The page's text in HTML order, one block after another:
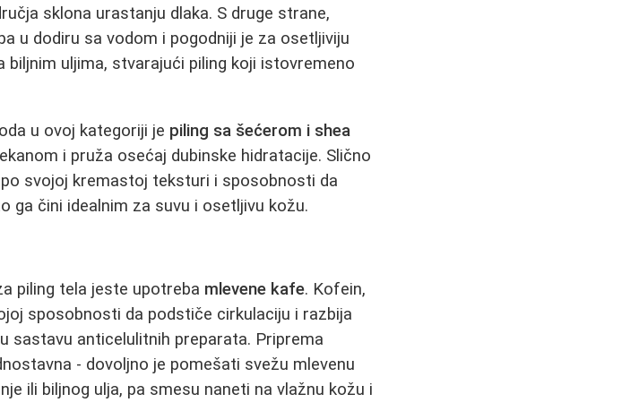
sklona urastanju dlaka. S druge strane,
u dodiru sa vodom i pogodniji je za osetljiviju
uljima, stvarajući piling koji istovremeno
u ovoj kategoriji je piling sa šećerom i shea
i pruža osećaj dubinske hidratacije. Slično
svojoj kremastoj teksturi i sposobnosti da
ga čini idealnim za suvu i osetljivu kožu.
piling tela jeste upotreba mlevene kafe. Kofein,
sposobnosti da podstiče cirkulaciju i razbija
sastavu anticelulitnih preparata. Priprema
- dovoljno je pomešati svežu mlevenu
ili biljnog ulja, pa smesu naneti na vlažnu kožu i